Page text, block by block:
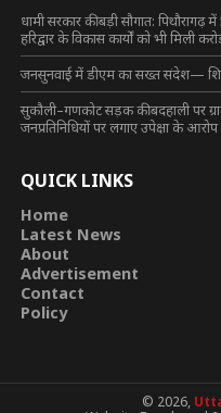
धामी सरकार की बड़ी सौगात:
हरिद्वार के विकास कार्यों को भी मिली
जनसुनवाई में डीएम का सख्त संदेश—
सुकौली–गणकोट सड़क की बदहाली पर
जनप्रतिनिधियों पर लगाए उपेक्षा के आरोप
QUICK LINKS
Home
Latest News
About
Advertisement
Contact
Policy
© 2026,